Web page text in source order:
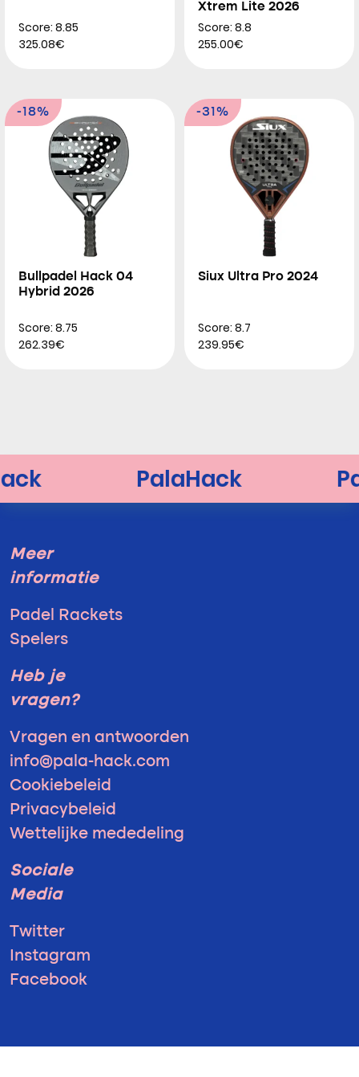
Score: 8.85
325.08€
Xtrem Lite 2026
Score: 8.8
255.00€
-18%
Bullpadel Hack 04
Hybrid 2026
Score: 8.75
262.39€
-31%
Siux Ultra Pro 2024
Score: 8.7
239.95€
Meer
informatie
Padel Rackets
Spelers
Heb je
vragen?
Vragen en antwoorden
info@pala-hack.com
Cookiebeleid
Privacybeleid
Wettelijke mededeling
Sociale
Media
Twitter
Instagram
Facebook